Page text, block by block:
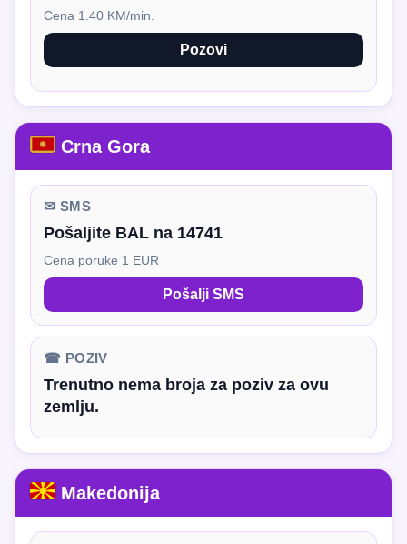
Cena 1.40 KM/min.
Pozovi
Crna Gora
✉ SMS
Pošaljite BAL na 14741
Cena poruke 1 EUR
Pošalji SMS
☎ POZIV
Trenutno nema broja za poziv za ovu
zemlju.
Makedonija